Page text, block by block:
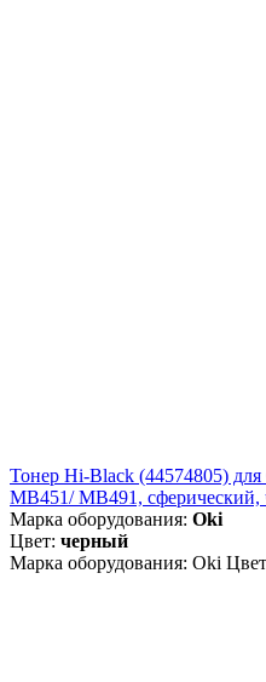
Тонер Hi-Black (44574805)
MB451/ MB491, сферический,
Марка оборудования: Oki
Цвет: черный
Марка оборудования: Oki